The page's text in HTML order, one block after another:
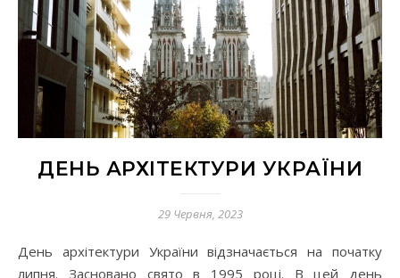
ДЕНЬ АРХІТЕКТУРИ УКРАЇНИ
29 Червня, 2023
День архітектури України відзначається на початку
липня. Засновано свято в 1995 році. В цей день